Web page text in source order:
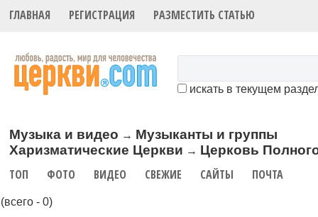
ГЛАВНАЯ РЕГИСТРАЦИЯ РАЗМЕСТИТЬ СТАТЬЮ
искать в текущем
Музыка и видео → Музыканты и группы
Харизматические Церкви → Церковь
ТОП ФОТО ВИДЕО СВЕЖИЕ САЙТЫ ПОЧТА
(всего - 0)